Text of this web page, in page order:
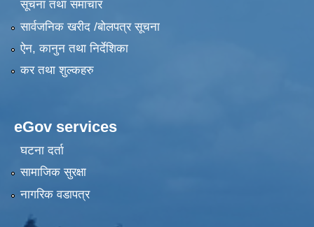
सूचना तथा समाचार
सार्वजनिक खरीद /बोलपत्र सूचना
ऐन, कानुन तथा निर्देशिका
कर तथा शुल्कहरु
eGov services
घटना दर्ता
सामाजिक सुरक्षा
नागरिक वडापत्र